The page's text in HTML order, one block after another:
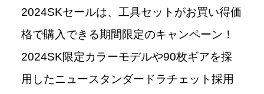
2024SKセールは、工具セットがお買い得価
格で購入できる期間限定のキャンペーン！
2024SK限定カラーモデルや90枚ギアを採
用したニュースタンダードラチェット採用